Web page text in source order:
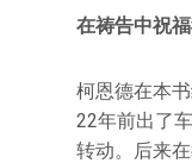
在祷告中祝
柯恩德在本
22年前出了
转动。后来